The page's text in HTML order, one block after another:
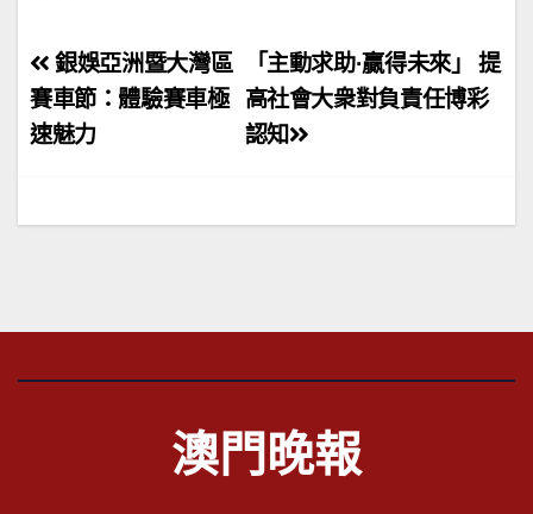
文
章
導
「主動求助·贏得未來」 提
高社會大衆對負責任博彩
認知
銀娛亞洲暨大灣區
賽車節：體驗賽車極
速魅力
澳門晚報